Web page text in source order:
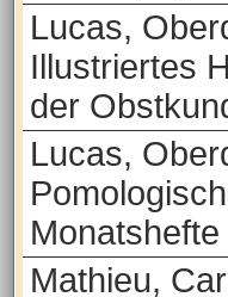
Lucas,
Illustriertes
der
Lucas,
Mathieu,